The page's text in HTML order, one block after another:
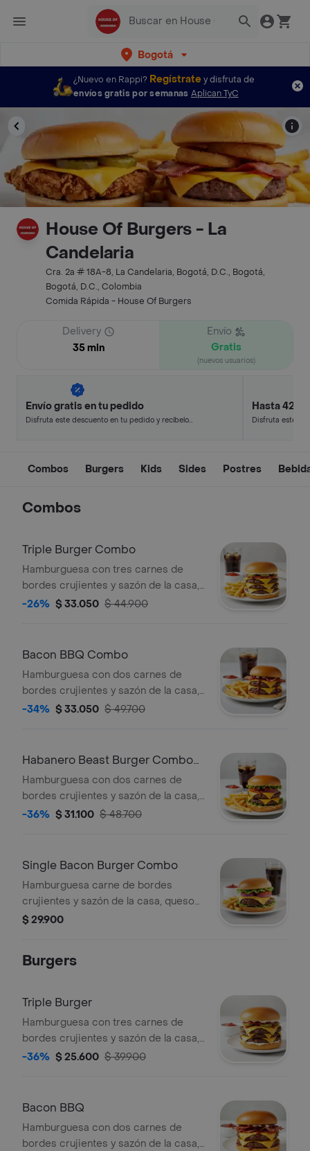
Bogotá
¿Nuevo en Rappi? Regístratey disfruta de
envíos gratis por semanas Aplican TyC
House Of Burgers - La
Candelaria
Cra. 2a # 18A-8, La Candelaria, Bogotá, D.C., Bogotá,
Bogotá, D.C., Colombia
Comida Rápida - House Of Burgers
Delivery
35 min
Envío
Gratis
(nuevos usuarios)
Envío gratis en tu pedido
Disfruta este descuento en tu pedido y recíbelo
Hasta 42%
Disfruta este
Combos Burgers Kids Sides Postres
Combos
Triple Burger Combo
Hamburguesa con tres carnes de
bordes crujientes y sazón de la casa,
queso americano, cebolla asada,
tostado + papas + bebida a elección.
-26% $ 33.050 $ 44.900
Bacon BBQ Combo
Hamburguesa con dos carnes de
bordes crujientes y sazón de la casa,
queso americano, Salsa BBQ, cebolla
-34% $ 33.050 $ 49.700
Habanero Beast Burger Combo
(Picante)
Hamburguesa con dos carnes de
bordes crujientes y sazón de la casa,
queso americano, Salsa Habanero
+ papas + bebida a elección.
-36% $ 31.100 $ 48.700
Single Bacon Burger Combo
Hamburguesa carne de bordes
crujientes y sazón de la casa, queso
americano, bacon y vegetales
elección.
$ 29.900
Burgers
Triple Burger
Hamburguesa con tres carnes de
bordes crujientes y sazón de la casa,
queso americano, cebolla asada,
tostado.
-36% $ 25.600 $ 39.900
Bacon BBQ
Hamburguesa con dos carnes de
bordes crujientes y sazón de la casa,